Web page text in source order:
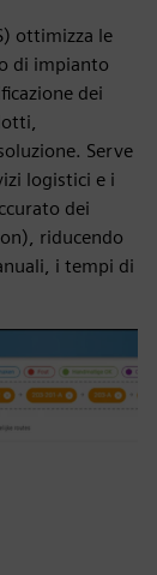
ottimizza le
di impianto
dei
Serve
logistici e i
dei
riducendo
i tempi di